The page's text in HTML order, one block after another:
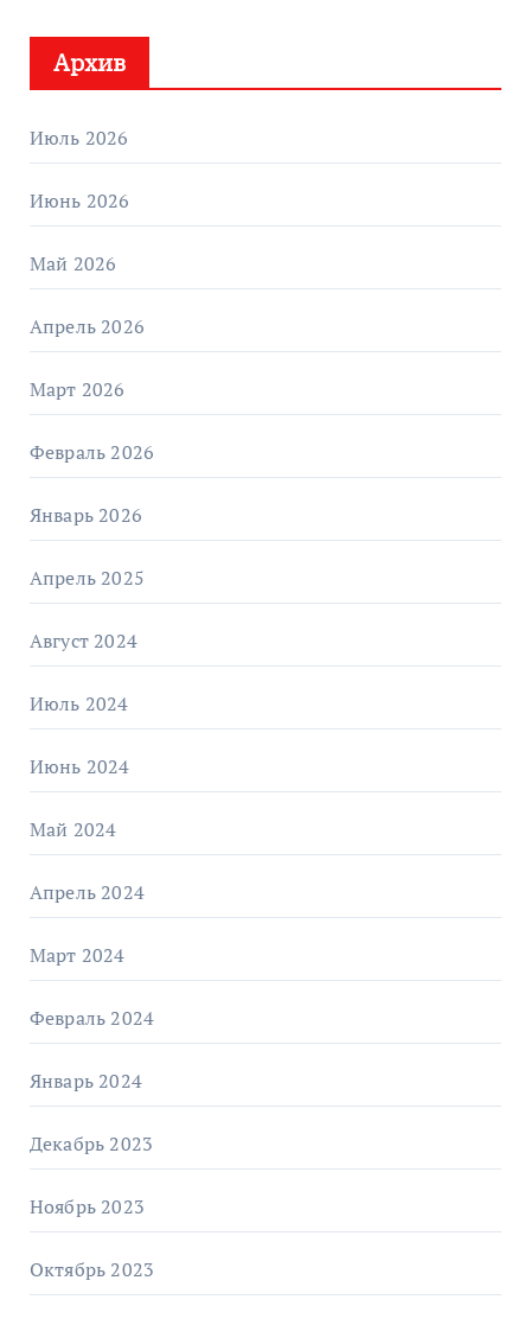
Архив
Июль 2026
Июнь 2026
Май 2026
Апрель 2026
Март 2026
Февраль 2026
Январь 2026
Апрель 2025
Август 2024
Июль 2024
Июнь 2024
Май 2024
Апрель 2024
Март 2024
Февраль 2024
Январь 2024
Декабрь 2023
Ноябрь 2023
Октябрь 2023